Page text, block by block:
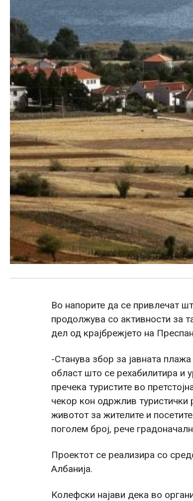
Во напорите да се привлечат
продолжува со активности за
дел од крајбрежјето на
-Станува збор за јавната
област што се рехабилитира и
пречека туристите во
чекор кон одржлив туристички
животот за жителите и
поголем број, рече
Проектот се реализира со
Албанија.
Колефски најави дека во